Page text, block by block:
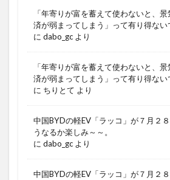
「年寄りが富を蓄えて使わないと、
済が弱まってしまう」って有り得ない
に dabo_gc より
「年寄りが富を蓄えて使わないと、
済が弱まってしまう」って有り得ない
に ちりとて より
中国BYDの軽EV「ラッコ」が７月２
うなるか楽しみ～～。
に dabo_gc より
中国BYDの軽EV「ラッコ」が７月２